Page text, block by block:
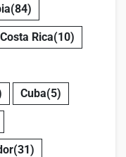
(84)
Costa Rica(10)
Cuba(5)
(31)